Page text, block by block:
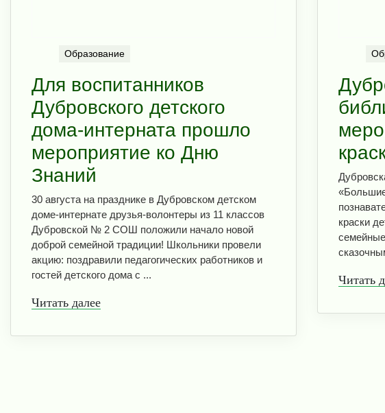
Образование
Для воспитанников
Дубровского детского
дома-интерната прошло
мероприятие ко Дню
Знаний
30 августа на празднике в Дубровском детском
доме-интернате друзья-волонтеры из 11 классов
Дубровской № 2 СОШ положили начало новой
доброй семейной традиции! Школьники провели
акцию: поздравили педагогических работников и
гостей детского дома с ...
Читать далее
краски
семейные
Читать